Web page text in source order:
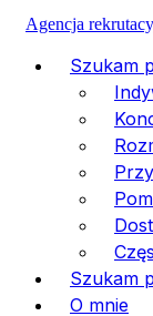
Agencja
Szukam
Szukam
O mnie